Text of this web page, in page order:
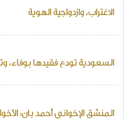
الاغتراب، وازدواجية الهوية
السعودية تودع فقيدها بوفاء،
المنشق الإخواني أحمد بان: